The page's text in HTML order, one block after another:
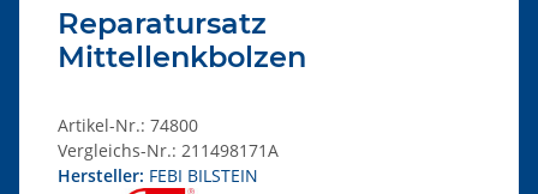
Reparatursatz
Mittellenkbolzen
Artikel-Nr.: 74800
Vergleichs-Nr.: 211498171A
Hersteller: FEBI BILSTEIN